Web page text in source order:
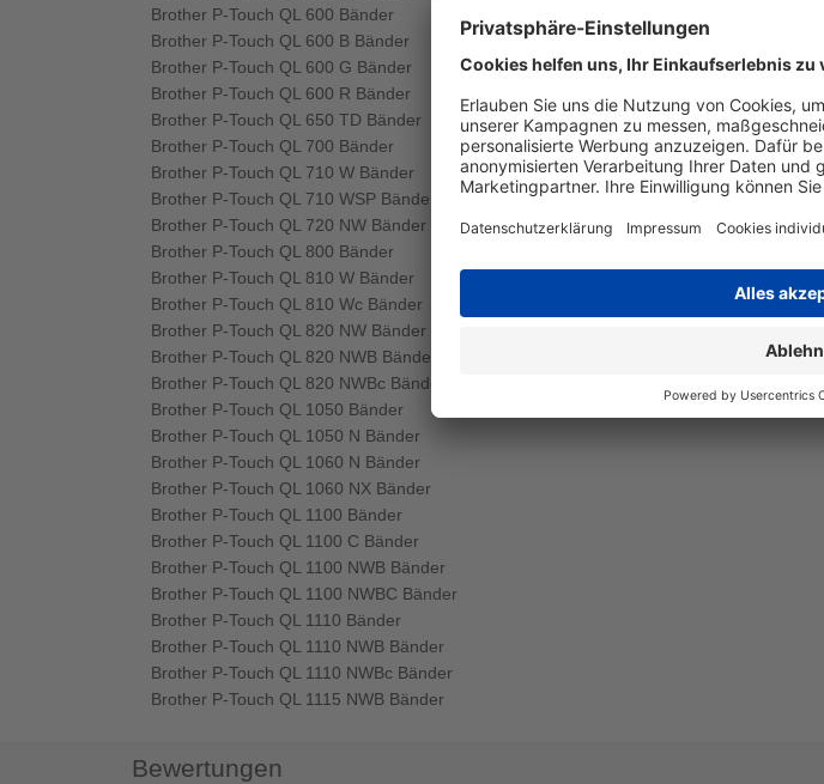
Brother P-Touch QL 600 Bänder
Brother P-Touch QL 600 B Bänder
Brother P-Touch QL 600 G Bänder
Brother P-Touch QL 600 R Bänder
Brother P-Touch QL 650 TD Bänder
Brother P-Touch QL 700 Bänder
Brother P-Touch QL 710 W Bänder
Brother P-Touch QL 710 WSP Bänder
Brother P-Touch QL 720 NW Bänder
Brother P-Touch QL 800 Bänder
Brother P-Touch QL 810 W Bänder
Brother P-Touch QL 810 Wc Bänder
Brother P-Touch QL 820 NW Bänder
Brother P-Touch QL 820 NWB Bänder
Brother P-Touch QL 820 NWBc Bänder
Brother P-Touch QL 1050 Bänder
Brother P-Touch QL 1050 N Bänder
Brother P-Touch QL 1060 N Bänder
Brother P-Touch QL 1060 NX Bänder
Brother P-Touch QL 1100 Bänder
Brother P-Touch QL 1100 C Bänder
Brother P-Touch QL 1100 NWB Bänder
Brother P-Touch QL 1100 NWBC Bänder
Brother P-Touch QL 1110 Bänder
Brother P-Touch QL 1110 NWB Bänder
Brother P-Touch QL 1110 NWBc Bänder
Brother P-Touch QL 1115 NWB Bänder
Bewertungen